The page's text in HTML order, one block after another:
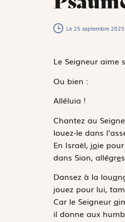
Le 25 septembre 2025
Le Seigneur aime
Ou bien :
Alléluia !
Chantez au Seigne
louez-le dans
En Israël, joie
dans Sion, allégre
Dansez à la loua
jouez pour lui,
Car le Seigneur a
il donne aux